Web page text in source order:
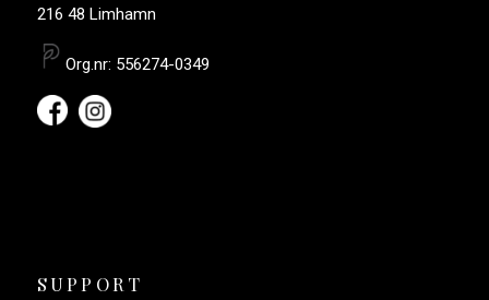
216 48 Limhamn
Org.nr: 556274-0349
SUPPORT